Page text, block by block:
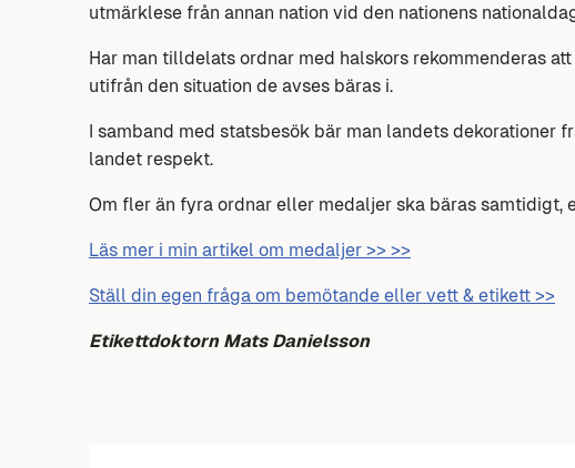
utmärklese från annan nation vid den nationens
Har man tilldelats ordnar med halskors rekommenderas
utifrån den situation de avses bäras i.
I samband med statsbesök bär man landets
landet respekt.
Om fler än fyra ordnar eller medaljer ska bäras samtidigt,
Läs mer i min artikel om medaljer >> >>
Ställ din egen fråga om bemötande eller vett & etikett >>
Etikettdoktorn Mats Danielsson